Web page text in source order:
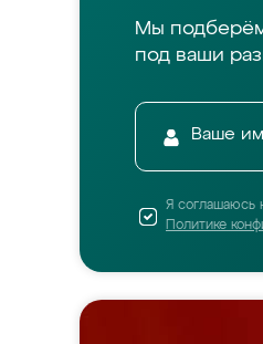
Мы
под ваши
Я соглашаюсь
Политике